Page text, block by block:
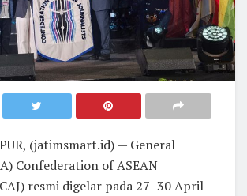
(jatimsmart.id) — General
Confederation of ASEAN
resmi digelar pada 27–30 April